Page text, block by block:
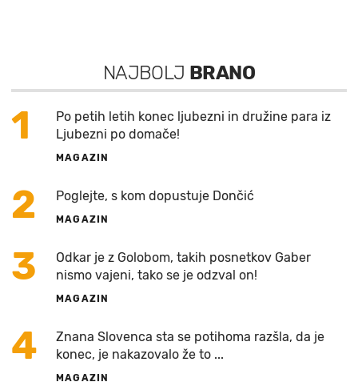
NAJBOLJ BRANO
1
Po petih letih konec ljubezni in družine para iz
Ljubezni po domače!
MAGAZIN
2 Poglejte, s kom dopustuje Dončić
MAGAZIN
3
Odkar je z Golobom, takih posnetkov Gaber
nismo vajeni, tako se je odzval on!
MAGAZIN
4
Znana Slovenca sta se potihoma razšla, da je
konec, je nakazovalo že to ...
MAGAZIN